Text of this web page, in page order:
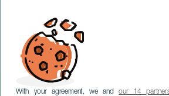
With your agreement, we andour 14